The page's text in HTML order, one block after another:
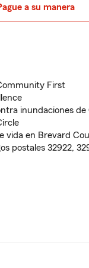
a su manera
First
inundaciones de
vida en Brevard
postales 32922,